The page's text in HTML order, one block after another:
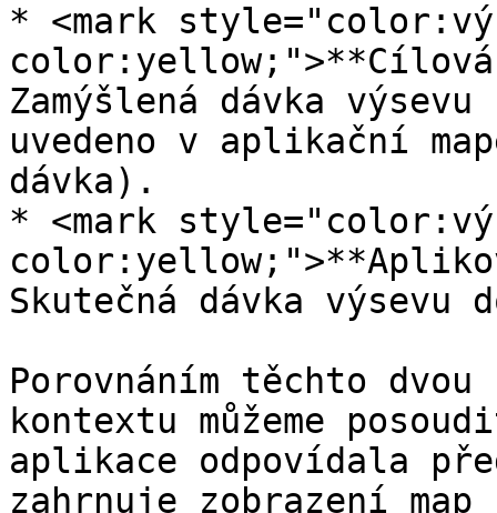
* <mark
Zamýšlená dávka
uvedeno v aplikační
dávka).
* <mark
Skutečná dávka výsevu
Porovnáním těchto
kontextu můžeme
aplikace odpovídala
zahrnuje zobrazení